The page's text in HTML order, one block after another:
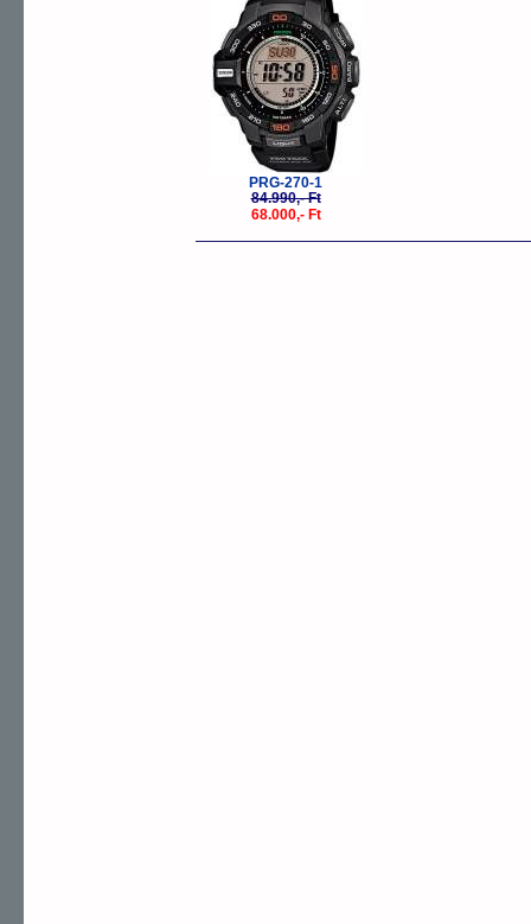
PRG-270-1
84.990,- Ft
68.000,- Ft